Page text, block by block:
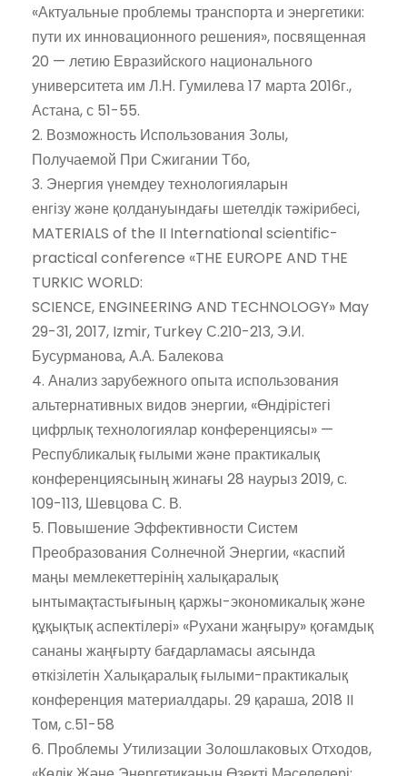
«Актуальные проблемы транспорта и энергетики:
пути их инновационного решения», посвященная
20 — летию Евразийского национального
университета им Л.Н. Гумилева 17 марта 2016г.,
Астана, с 51-55.
2. Возможность Использования Золы,
Получаемой При Сжигании Тбо,
3. Энергия үнемдеу технологияларын
енгізу және қолдануындағы шетелдік тәжірибесі,
MATERIALS of the II International scientific-
practical conference «THE EUROPE AND THE
TURKIC WORLD:
SCIENCE, ENGINEERING AND TECHNOLOGY» May
29-31, 2017, Izmir, Turkey С.210-213, Э.И.
Бусурманова, А.А. Балекова
4. Анализ зарубежного опыта использования
альтернативных видов энергии, «Өндірістегі
цифрлық технологиялар конференциясы» —
Республикалық ғылыми және практикалық
конференциясының жинағы 28 наурыз 2019, с.
109-113, Шевцова С. В.
5. Повышение Эффективности Систем
Преобразования Солнечной Энергии, «каспий
маңы мемлекеттерінің халықаралық
ынтымақтастығының қаржы-экономикалық және
құқықтық аспектілері» «Рухани жаңғыру» қоғамдық
сананы жаңғырту бағдарламасы аясында
өткізілетін Халықаралық ғылыми-практикалық
конференция материалдары. 29 қараша, 2018 II
Том, с.51-58
6. Проблемы Утилизации Золошлаковых Отходов,